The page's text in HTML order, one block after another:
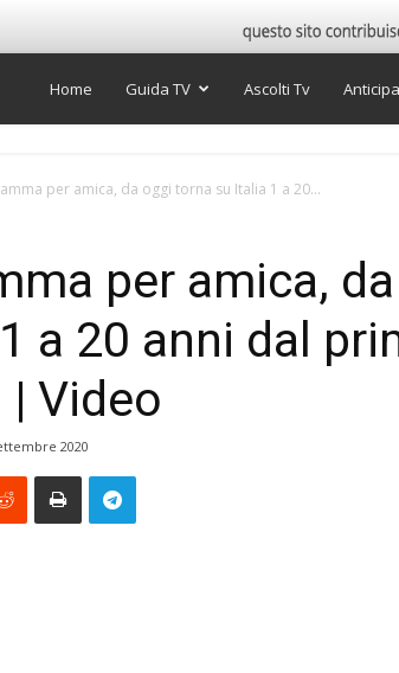
Super
Home Guida TV Ascolti Tv
per amica, da oggi torna su Italia 1 a 20...
per amica,
a 20 anni dal
Video
2020